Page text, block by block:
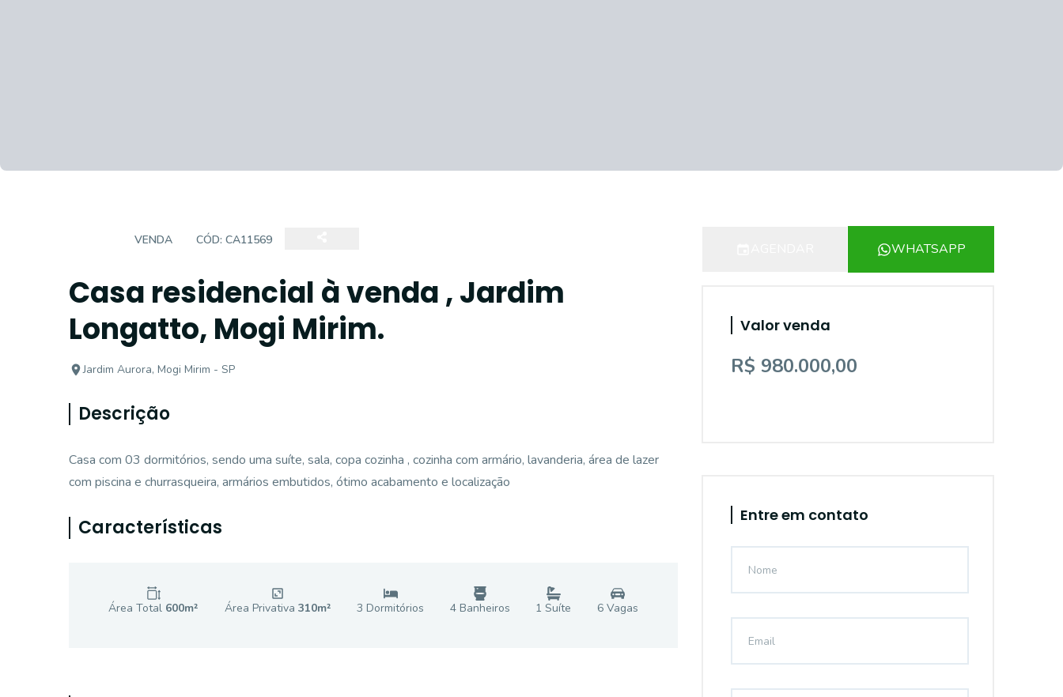
VENDA CÓD: CA11569
Casa residencial à venda , Jardim
Longatto, Mogi Mirim.
Jardim Aurora, Mogi Mirim - SP
Descrição
Casa com 03 dormitórios, sendo uma suíte, sala, copa cozinha , cozinha com armário, lavanderia, área de lazer
com piscina e churrasqueira, armários embutidos, ótimo acabamento e localização
Características
Área Total 600m² Área Privativa 310m² 3 Dormitórios 4Banheiros 1 Suíte 6Vagas
WHATSAPP
Valor venda
R$ 980.000,00
Entre em contato